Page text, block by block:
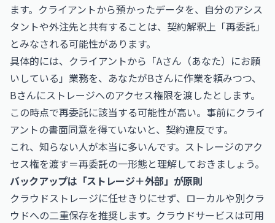
ます。クライアントから預かったデータを、自分のアシス
タントや外注先と共有することは、契約解釈上「再委託」
とみなされる可能性があります。
具体的には、クライアントから「Aさん（あなた）にお願
いしている」業務を、あなたがBさんに作業を頼みつつ、
Bさんにストレージへのアクセス権限を渡したとします。
この時点で再委託に該当する可能性が高い。事前にクライ
アントの書面同意を得ていないと、契約違反です。
これ、知らない人が本当に多いんです。ストレージのアク
セス権を渡す＝再委託の一形態と理解しておきましょう。
バックアップは「ストレージ＋外部」が原則
クラウドストレージに任せきりにせず、ローカルや別クラ
ウドへの二重保存を推奨します。クラウドサービスは可用